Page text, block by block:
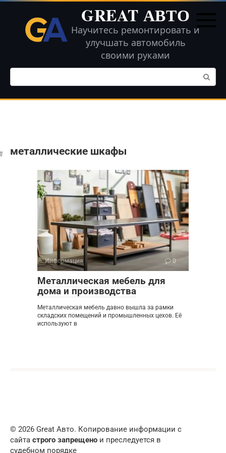
Перейти
контенту
GREAT АВТО
Научитесь ремонтировать и
улучшать автомобиль
своими руками
Поиск:
металлические шкафы
Информация 0
Металлическая мебель для
дома и производства
Металлическая мебель давно вышла за рамки
складских помещений и промышленных цехов. Её
используют в
© 2026 Great Авто. Копирование информации с
сайта строго запрещено и преследуется в
судебном порядке